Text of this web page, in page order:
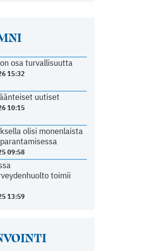
osa turvallisuutta
15:32
uutiset
10:15
olisi monenlaista
09:58
toimii
13:59